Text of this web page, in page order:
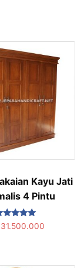
Kayu Jati
4 Pintu
Dinilai
5.00